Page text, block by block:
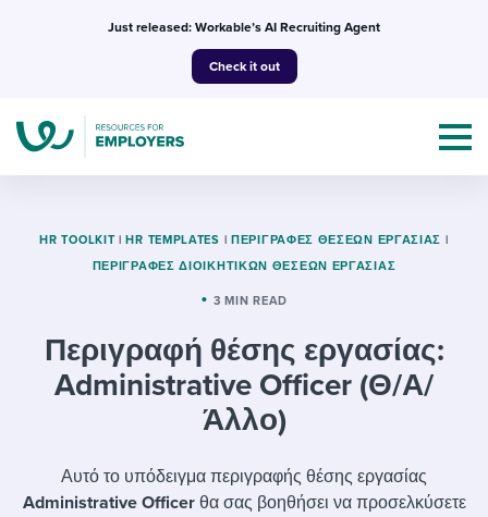
Just released: Workable’s AI Recruiting Agent
Check it out
Topics
I NEED HELP WITH...
Evaluating candidates
Templates & Guides
Job description templates
I’m a jobseeker
I WANT TO LEARN ABOUT...
Workable customer stories
HR TOOLKIT | HR TEMPLATES | ΠΕΡΙΓΡΑΦΈΣ ΘΈΣΕΩΝ ΕΡΓΑΣΊΑΣ |
ΠΕΡΙΓΡΑΦΈΣ ΔΙΟΙΚΗΤΙΚΏΝ ΘΈΣΕΩΝ ΕΡΓΑΣΊΑΣ
3 MIN READ
Περιγραφή θέσης εργασίας:
Administrative Officer (Θ/Α/
Άλλο)
Αυτό το υπόδειγμα περιγραφής θέσης εργασίας
Administrative Officerθα σας βοηθήσει να προσελκύσετε